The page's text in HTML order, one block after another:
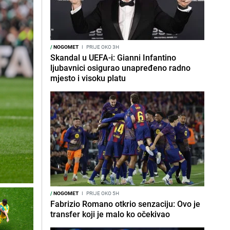
/NOGOMET I PRIJE OKO 3H
Skandal u UEFA-i: Gianni Infantino
ljubavnici osigurao unapređeno radno
mjesto i visoku platu
/NOGOMET I PRIJE OKO 5H
Fabrizio Romano otkrio senzaciju: Ovo je
transfer koji je malo ko očekivao